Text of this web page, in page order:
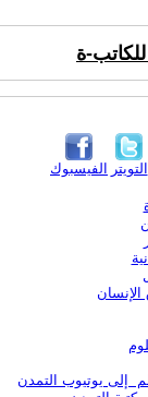
ة
الفيسبوك التويتر
الإنسان
إلى يوتيوب التمدن